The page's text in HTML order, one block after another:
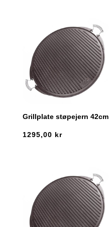
Grillplate støpejern 42cm
1295,00 kr